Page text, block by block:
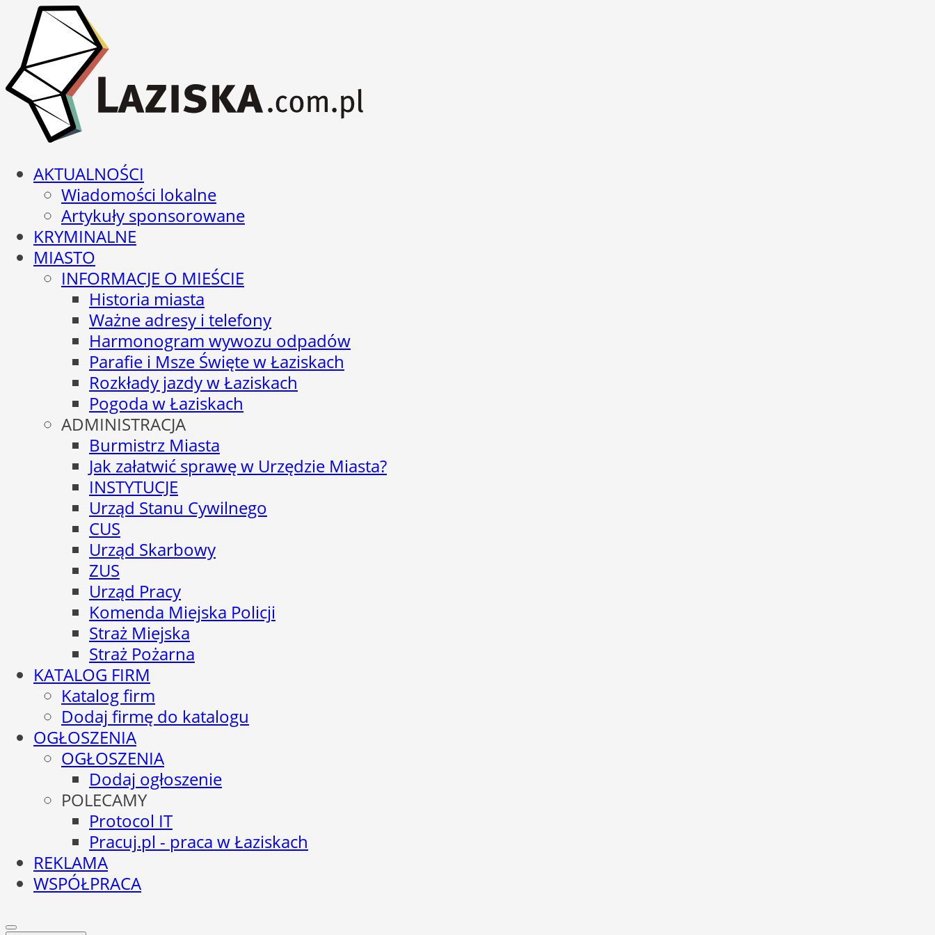
AKTUALNOŚCI
Wiadomości lokalne
Artykuły sponsorowane
KRYMINALNE
MIASTO
INFORMACJE O MIEŚCIE
Historia miasta
Ważne adresy i telefony
Harmonogram wywozu odpadów
Parafie i Msze Święte w Łaziskach
Rozkłady jazdy w Łaziskach
Pogoda w Łaziskach
ADMINISTRACJA
Burmistrz Miasta
Jak załatwić sprawę w Urzędzie Miasta?
INSTYTUCJE
Urząd Stanu Cywilnego
CUS
Urząd Skarbowy
ZUS
Urząd Pracy
Komenda Miejska Policji
Straż Miejska
Straż Pożarna
KATALOG FIRM
Katalog firm
Dodaj firmę do katalogu
OGŁOSZENIA
OGŁOSZENIA
Dodaj ogłoszenie
POLECAMY
Protocol IT
Pracuj.pl - praca w Łaziskach
REKLAMA
WSPÓŁPRACA